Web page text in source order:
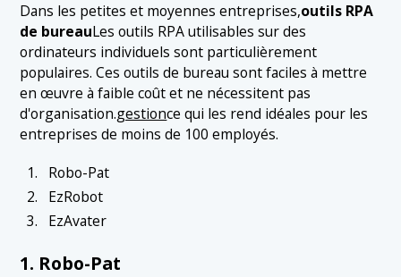
Dans les petites et moyennes entreprises,outils RPA
de bureauLes outils RPA utilisables sur des
ordinateurs individuels sont particulièrement
populaires. Ces outils de bureau sont faciles à mettre
en œuvre à faible coût et ne nécessitent pas
d'organisation.gestionce qui les rend idéales pour les
entreprises de moins de 100 employés.
Robo-Pat
EzRobot
EzAvater
1. Robo-Pat